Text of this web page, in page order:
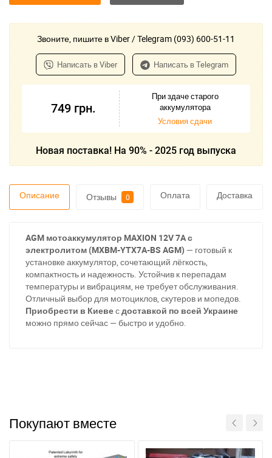
Звоните, пишите в Viber / Telegram (093) 600-51-11
Написать в Viber Написать в Telegram
749 грн.
При здаче старого
аккумулятора
Условия сдачи
Новая поставка! На 90% - 2025 год выпуска
Описание Отзывы 0 Оплата Доставка
AGM мотоаккумулятор MAXION 12V 7A с
электролитом (MXBM-YTX7A-BS AGM) — готовый к
установке аккумулятор, сочетающий лёгкость,
компактность и надежность. Устойчив к перепадам
температуры и вибрациям, не требует обслуживания.
Отличный выбор для мотоциклов, скутеров и мопедов.
Приобрести в Киевесдоставкой по всей Украине
можно прямо сейчас — быстро и удобно.
Покупают вместе